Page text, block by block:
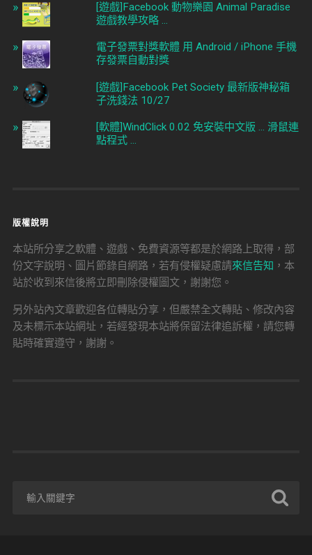
[遊戲]Facebook 動物樂園 Animal Paradise
遊戲教學攻略 ...
電子發票對獎軟體 用 Android / iPhone 手機
存發票自動對獎
[遊戲]Facebook Pet Society 最新版神秘箱
子洗錢法 10/27
[軟體]WindClick 0.02 免安裝中文版 ... 滑鼠連
點程式 ...
版權說明
本站所分享之軟體、遊戲、免費資源等都是於網路上取得，部
份文字說明、圖片節錄自網路，若有侵權疑慮請來信告知 ，本
站於收到來信後將立即刪除侵權圖文，謝謝您。
另外站內文章歡迎各位轉貼分享，但嚴禁全文轉貼、修改內容
及未標示本站網址，若經發現本站將保留法律追訴權，請您轉
貼時確實遵守，謝謝。